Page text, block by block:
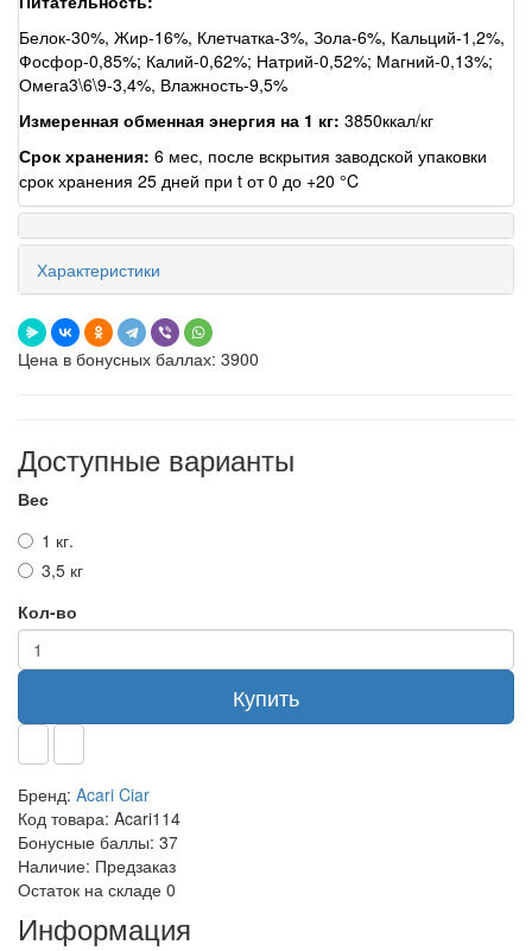
Белок-30%, Жир-16%, Клетчатка-3%, Зола-6%, Кальций-1,2%,
Фосфор-0,85%; Калий-0,62%; Натрий-0,52%; Магний-0,13%;
Омега3\6\9-3,4%, Влажность-9,5%
Измеренная обменная энергия на 1 кг: 3850ккал/кг
Срок хранения: 6 мес, после вскрытия заводской упаковки
срок хранения 25 дней при t от 0 до +20 °C
Характеристики
Цена в бонусных баллах: 3900
Доступные варианты
Вес
1 кг.
3,5 кг
Кол-во
Купить
Бренд: Acari Ciar
Код товара: Acari114
Бонусные баллы: 37
Наличие: Предзаказ
Остаток на складе 0
Информация